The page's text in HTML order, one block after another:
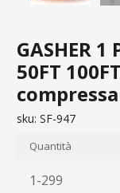
GASHER
50FT
compressa
sku: SF-947
Quantità
1-299